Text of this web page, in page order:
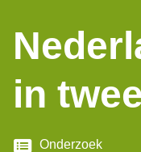
in
Categorie
Onderzoek